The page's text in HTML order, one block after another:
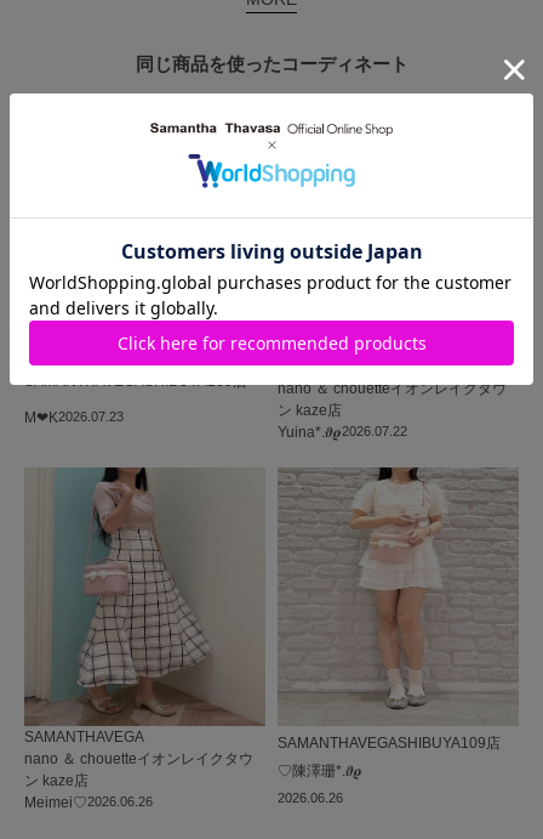
同じ商品を使ったコーディネート
2026.07.23
SAMANTHAVEGASHIBUYA109店
M‪‪❤︎‬K
2026.07.22
SAMANTHAVEGA
nano ＆ chouetteイオンレイクタウ
ン kaze店
Yuina*.𝝑𝝔
2026.06.26
SAMANTHAVEGA
nano ＆ chouetteイオンレイクタウ
ン kaze店
Meimei♡
2026.06.26
SAMANTHAVEGASHIBUYA109店
♡陳澤珊*.𝝑𝝔